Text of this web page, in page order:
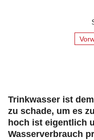
Trinkwasser ist
zu schade, um es
hoch ist eigentlich
Wasserverbrauch